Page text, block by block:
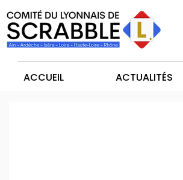
ACCUEIL ACTUALITÉS